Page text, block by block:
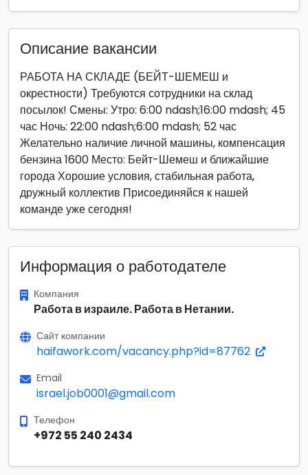
Описание вакансии
РАБОТА НА СКЛАДЕ (БЕЙТ-ШЕМЕШ и
окрестности) Требуются сотрудники на склад
посылок! Смены: Утро: 6:00 ndash;16:00 mdash; 45
час Ночь: 22:00 ndash;6:00 mdash; 52 час
Желательно наличие личной машины, компенсация
бензина 1600 Место: Бейт-Шемеш и ближайшие
города Хорошие условия, стабильная работа,
дружный коллектив Присоединяйся к нашей
команде уже сегодня!
Информация о работодателе
Компания
Работа в израиле. Работа в Нетании.
Сайт компании
haifawork.com/vacancy.php?id=87762
Email
israel.job0001@gmail.com
Телефон
+972 55 240 2434